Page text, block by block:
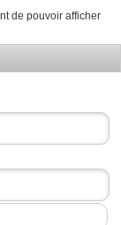
de pouvoir afficher